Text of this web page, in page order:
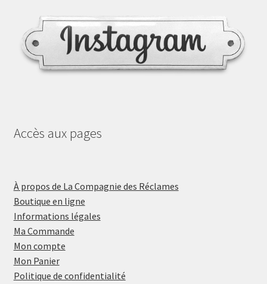
Accès aux pages
À propos de La Compagnie des Réclames
Boutique en ligne
Informations légales
Ma Commande
Mon compte
Mon Panier
Politique de confidentialité